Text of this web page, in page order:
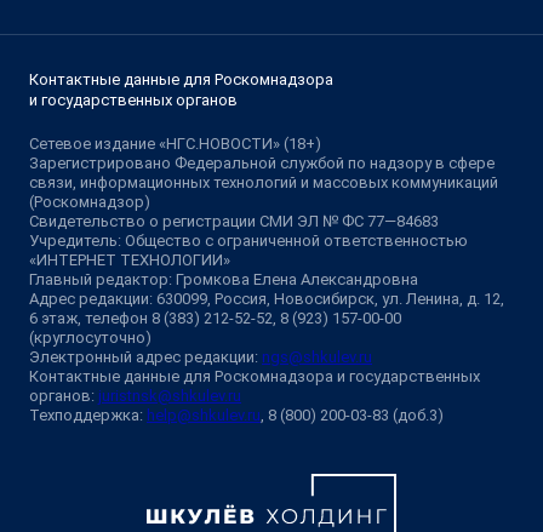
Контактные данные для Роскомнадзора
и государственных органов
Сетевое издание «НГС.НОВОСТИ» (18+)
Зарегистрировано Федеральной службой по надзору в сфере
связи, информационных технологий и массовых коммуникаций
(Роскомнадзор)
Свидетельство о регистрации СМИ ЭЛ № ФС 77—84683
Учредитель: Общество с ограниченной ответственностью
«ИНТЕРНЕТ ТЕХНОЛОГИИ»
Главный редактор: Громкова Елена Александровна
Адрес редакции: 630099, Россия, Новосибирск, ул. Ленина, д. 12,
6 этаж, телефон 8 (383) 212-52-52, 8 (923) 157-00-00
(круглосуточно)
Электронный адрес редакции: ngs@shkulev.ru
Контактные данные для Роскомнадзора и государственных
органов: juristnsk@shkulev.ru
Техподдержка: help@shkulev.ru , 8 (800) 200-03-83 (доб.3)